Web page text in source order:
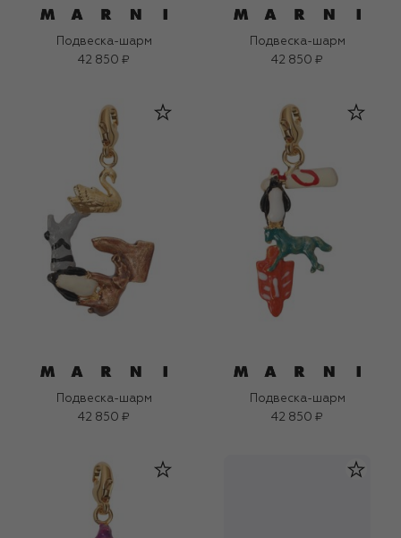
Подвеска-шарм
42 850 ₽
Подвеска-шарм
42 850 ₽
Подвеска-шарм
42 850 ₽
Подвеска-шарм
42 850 ₽